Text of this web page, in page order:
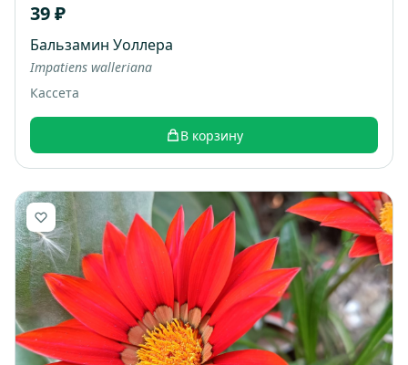
39 ₽
Бальзамин Уоллера
Impatiens walleriana
Кассета
В корзину